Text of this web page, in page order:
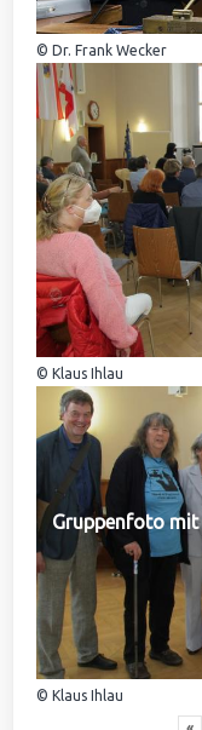
© Dr. Frank Wecker
© Klaus Ihlau
Gruppenfoto mit
© Klaus Ihlau